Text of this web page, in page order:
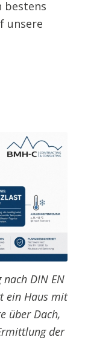
bestens
unsere
DIN EN
ein Haus mit
über Dach,
der